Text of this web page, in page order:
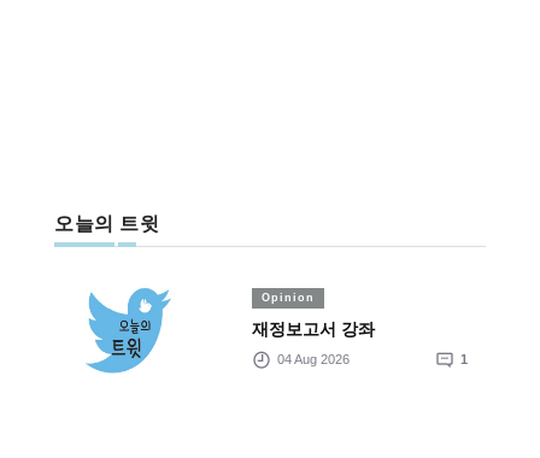
오늘의 트윗
Opinion
재정보고서 강좌
04 Aug 2026 1